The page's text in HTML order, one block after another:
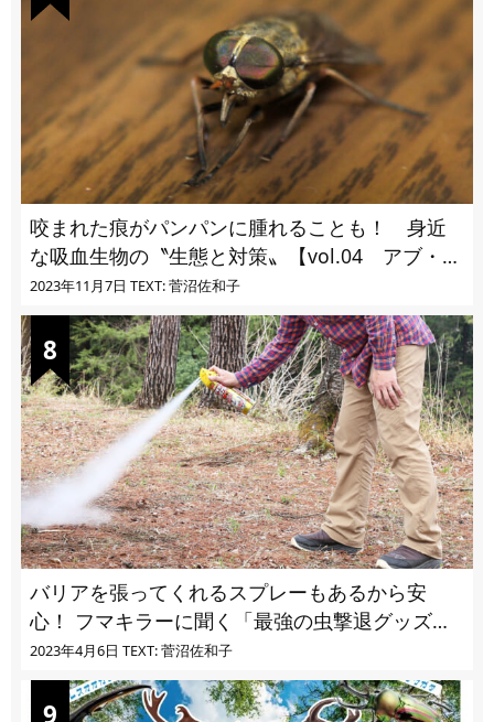
咬まれた痕がパンパンに腫れることも！ 身近
な吸血生物の〝生態と対策〟【vol.04 アブ・ブ
ユ・ヌカカ】
2023年11月7日 TEXT: 菅沼佐和子
バリアを張ってくれるスプレーもあるから安
心！ フマキラーに聞く「最強の虫撃退グッズ
vol.4」【キャンプサイトで使う虫よけ】
2023年4月6日 TEXT: 菅沼佐和子